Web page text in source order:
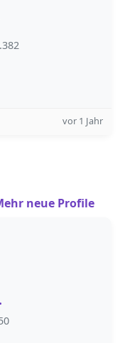
vor 1 Jahr
neue Profile